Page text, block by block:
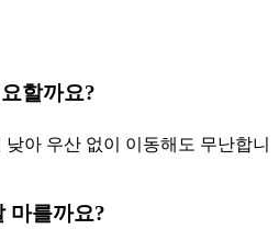
할까요?
아 우산 없이 이동해도 무난합니
마를까요?